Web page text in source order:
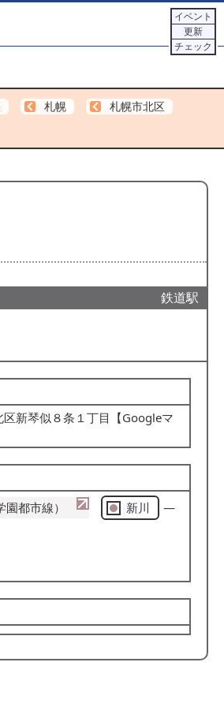
イベント
更新
チェック
札幌
札幌市北区
鉄道駅
新琴似８条１丁目【Googleマ
園都市線）
新川
―